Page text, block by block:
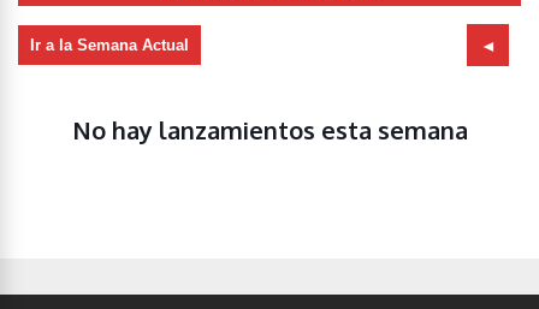
Ir a la Semana Actual
No hay lanzamientos esta semana